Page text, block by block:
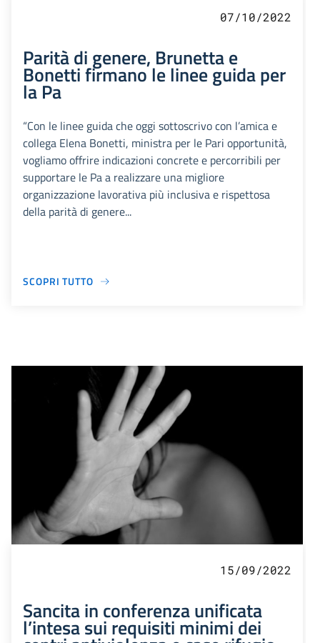
07/10/2022
Parità di genere, Brunetta e
Bonetti firmano le linee guida per
la Pa
“Con le linee guida che oggi sottoscrivo con l’amica e
collega Elena Bonetti, ministra per le Pari opportunità,
vogliamo offrire indicazioni concrete e percorribili per
supportare le Pa a realizzare una migliore
organizzazione lavorativa più inclusiva e rispettosa
della parità di genere...
SCOPRI TUTTO
15/09/2022
Sancita in conferenza unificata
l’intesa sui requisiti minimi dei